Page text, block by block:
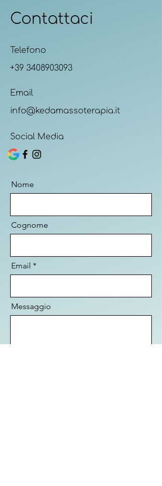
Contattaci
Telefono
+39 3408903093
Email
info@kedamassoterapia.it
Social Media
Nome
Cognome
Email
Messaggio